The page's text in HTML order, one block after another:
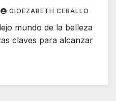
GIOEZABETH CEBALLO
mundo de la belleza
claves para alcanzar